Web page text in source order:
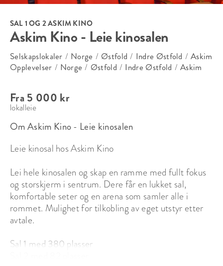
SAL 1 OG 2 ASKIM KINO
Askim Kino - Leie kinosalen
Selskapslokaler / Norge / Østfold / Indre Østfold / Askim
Opplevelser / Norge / Østfold / Indre Østfold / Askim
Fra 5 000 kr
lokalleie
Om Askim Kino - Leie kinosalen
Leie kinosal hos Askim Kino
Lei hele kinosalen og skap en ramme med fullt fokus
og storskjerm i sentrum. Dere får en lukket sal,
komfortable seter og en arena som samler alle i
rommet. Mulighet for tilkobling av eget utstyr etter
avtale.
Sal 1 med 380 plasser